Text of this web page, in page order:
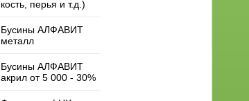
кость, перья и т.д.)
Бусины АЛФАВИТ
металл
Бусины АЛФАВИТ
акрил от 5 000 - 30%